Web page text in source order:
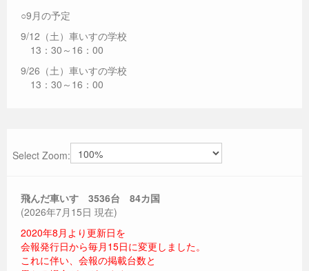
○9月の予定
9/12（土）車いすの学校
13：30～16：00
9/26（土）車いすの学校
13：30～16：00
Select Zoom:
飛んだ車いす 3536台 84カ国
(2026年7月15日 現在)
2020年8月より更新日を
会報発行日から毎月15日に変更しました。
これに伴い、会報の掲載台数と